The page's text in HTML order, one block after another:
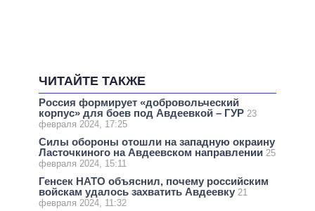
ЧИТАЙТЕ ТАКЖЕ
Россия формирует «добровольческий
корпус» для боев под Авдеевкой – ГУР 23
февраля 2024, 17:25
Силы обороны отошли на западную окраину
Ласточкиного на Авдеевском направлении 25
февраля 2024, 15:11
Генсек НАТО объяснил, почему российским
войскам удалось захватить Авдеевку 21
февраля 2024, 11:32